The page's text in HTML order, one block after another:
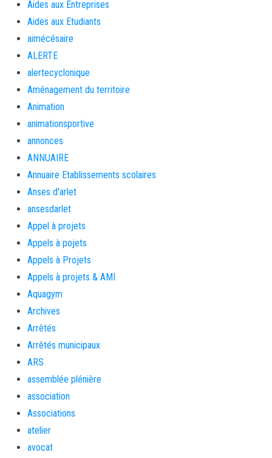
Aides aux Entreprises
Aides aux Etudiants
aimécésaire
ALERTE
alertecyclonique
Aménagement du territoire
Animation
animationsportive
annonces
ANNUAIRE
Annuaire Etablissements scolaires
Anses d'arlet
ansesdarlet
Appel à projets
Appels à pojets
Appels à Projets
Appels à projets & AMI
Aquagym
Archives
Arrêtés
Arrêtés municipaux
ARS
assemblée plénière
association
Associations
atelier
avocat